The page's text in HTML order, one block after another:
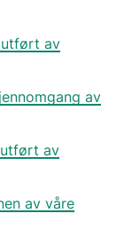
utført av
av
utført av
av våre